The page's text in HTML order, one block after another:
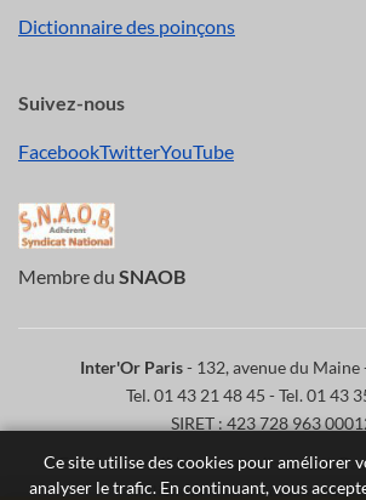
Dictionnaire des poinçons
Suivez-nous
FacebookTwitterYouTube
Membre du SNAOB
Inter'Or Paris- 132, avenue du Maine
Tel. 01 43 21 48 45 - Tel. 01 43
SIRET : 423 728 963
Entrée accessible en fauteuil roulant.
obligatoire, venez quand vous
Ce site utilise des cookies pour améliorer
analyser le trafic. En continuant, vous